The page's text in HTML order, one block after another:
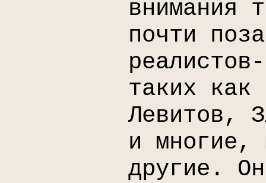
внимания
почти
таких как
Левитов,
и многие,
другие.